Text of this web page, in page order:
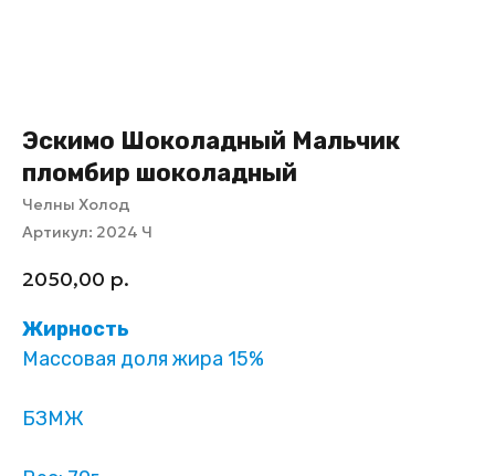
Эскимо Шоколадный Мальчик
пломбир шоколадный
Челны Холод
Артикул: 2024 Ч
2050,00 р.
Жирность
Массовая доля жира 15%
БЗМЖ